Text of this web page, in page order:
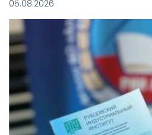
05.08.2026